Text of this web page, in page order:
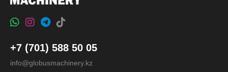
+7 (701) 588 50 05
info@globusmachinery.kz